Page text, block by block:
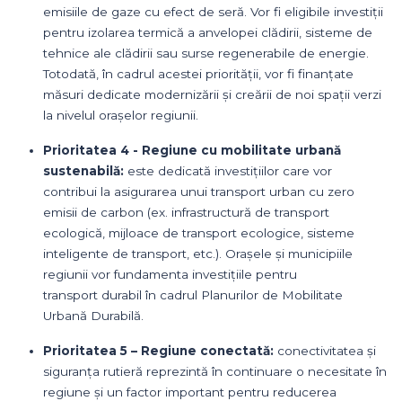
emisiile de gaze cu efect de seră. Vor fi eligibile investiții
pentru izolarea termică a anvelopei clădirii, sisteme de
tehnice ale clădirii sau surse regenerabile de energie.
Totodată, în cadrul acestei priorității, vor fi finanțate
măsuri dedicate modernizării și creării de noi spații verzi
la nivelul orașelor regiunii.
Prioritatea 4 - Regiune cu mobilitate urbană
sustenabilă: este dedicată investițiilor care vor
contribui la asigurarea unui transport urban cu zero
emisii de carbon (ex. infrastructură de transport
ecologică, mijloace de transport ecologice, sisteme
inteligente de transport, etc.). Orașele și municipiile
regiunii vor fundamenta investițiile pentru
transport durabil în cadrul Planurilor de Mobilitate
Urbană Durabilă.
Prioritatea 5 – Regiune conectată: conectivitatea și
siguranța rutieră reprezintă în continuare o necesitate în
regiune și un factor important pentru reducerea